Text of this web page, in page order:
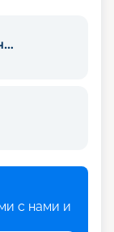
с нами и